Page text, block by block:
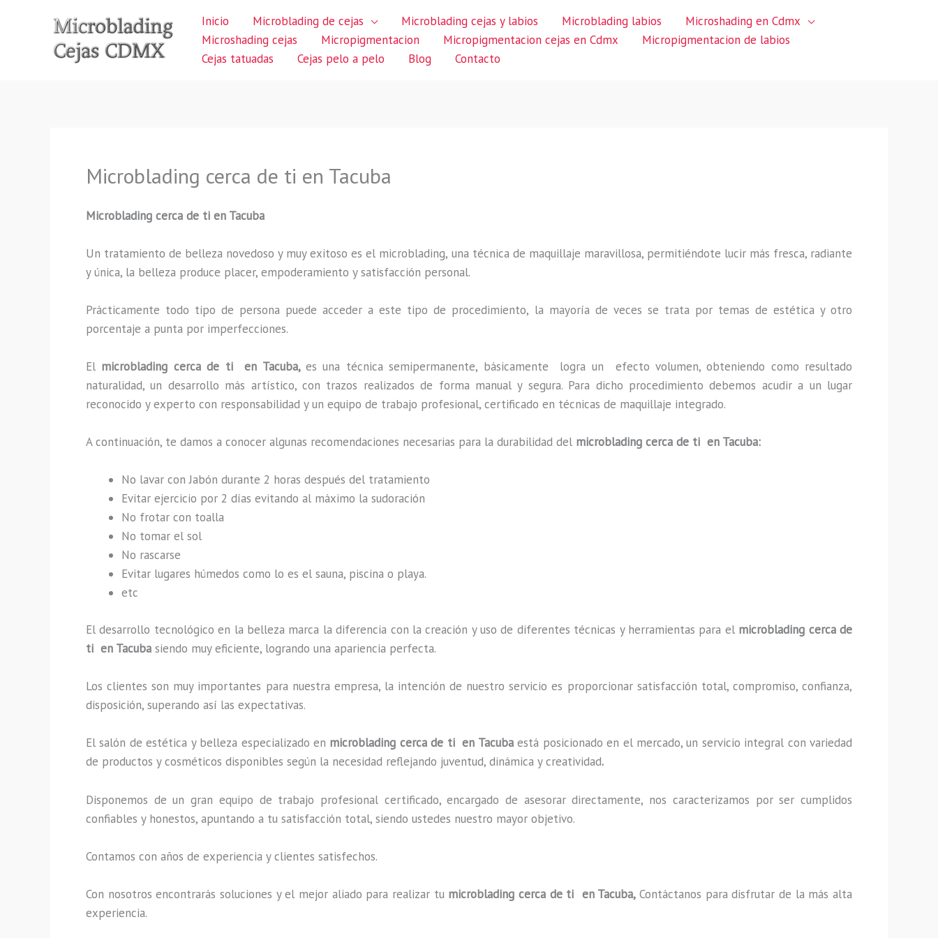
Inicio Microblading de cejas Microblading cejas y labios Microblading labios
Microshading en Cdmx
Microshading cejas
Micropigmentacion Micropigmentacion cejas en Cdmx
Micropigmentacion de labios
Cejas tatuadas
Cejas pelo a pelo Blog Contacto
Microblading cerca de ti en Tacuba
Microblading cerca de ti en Tacuba
Un tratamiento de belleza novedoso y muy exitoso es el microblading, una técnica de maquillaje maravillosa, permitiéndote lucir más fresca, radiante
y única, la belleza produce placer, empoderamiento y satisfacción personal.
Prácticamente todo tipo de persona puede acceder a este tipo de procedimiento, la mayoría de veces se trata por temas de estética y otro
porcentaje a punta por imperfecciones.
El microblading cerca de ti en Tacuba,es una técnica semipermanente, básicamente
logra un efecto volumen, obteniendo como resultado
naturalidad, un desarrollo más artístico, con trazos realizados de forma manual y segura. Para dicho procedimiento debemos acudir a un lugar
reconocido y experto con responsabilidad y un equipo de trabajo profesional, certificado en técnicas de maquillaje integrado.
A continuación, te damos a conocer algunas recomendaciones necesarias para la durabilidad del microblading cerca de ti en Tacuba:
No lavar con Jabón durante 2 horas después del tratamiento
Evitar ejercicio por 2 días evitando al máximo la sudoración
No frotar con toalla
No tomar el sol
No rascarse
Evitar lugares húmedos como lo es el sauna, piscina o playa.
etc
El desarrollo tecnológico en la belleza marca la diferencia con la creación y uso de diferentes técnicas y herramientas para el microblading cerca de
ti en Tacuba siendo muy eficiente, logrando una apariencia perfecta.
Los clientes son muy importantes para nuestra empresa, la intención de nuestro servicio es proporcionar satisfacción total, compromiso, confianza,
disposición, superando así las expectativas.
El salón de estética y belleza especializado en microblading cerca de ti en Tacubaestá posicionado en el mercado, un servicio integral con variedad
de productos y cosméticos disponibles según la necesidad reflejando juventud, dinámica y creatividad.
Disponemos de un gran equipo de trabajo profesional certificado, encargado de asesorar directamente, nos caracterizamos por ser cumplidos
confiables y honestos, apuntando a tu satisfacción total, siendo ustedes nuestro mayor objetivo.
Contamos con años de experiencia y clientes satisfechos.
Con nosotros encontrarás soluciones y el mejor aliado para realizar tu microblading cerca de ti en Tacuba,Contáctanos para disfrutar de la más alta
experiencia.